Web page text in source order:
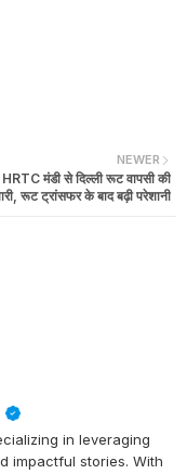
NEWER
HRTC मंडी से दिल्ली रूट वापसी की
रूट ट्रांसफर के बाद बढ़ी परेशानी
in leveraging
impactful stories. With